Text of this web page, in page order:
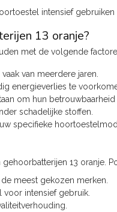
intensief
13 oranje?
met de volgende
van meerdere jaren.
energieverlies te
om hun betrouwbaarheid
schadelijke stoffen.
specifieke
13 oranje.
meest gekozen merken.
voor intensief gebruik.